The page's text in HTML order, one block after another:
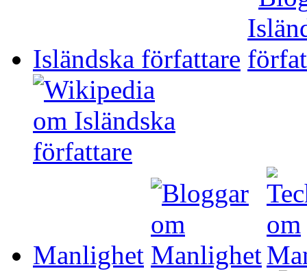
Isländska författare
Manlighet